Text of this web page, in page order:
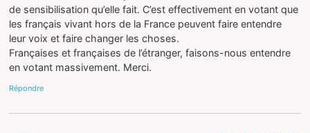
de sensibilisation qu’elle fait. C’est effectivement en votant que
les français vivant hors de la France peuvent faire entendre
leur voix et faire changer les choses.
Françaises et françaises de l’étranger, faisons-nous entendre
en votant massivement. Merci.
Répondre